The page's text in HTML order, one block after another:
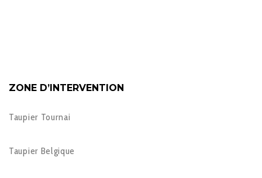
ZONE D’INTERVENTION
Taupier Tournai
Taupier Belgique